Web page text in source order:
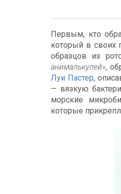
Первым, кто
который в своих
образцов из
анималькулей»,
Луи Пастер,
— вязкую
морские
которые